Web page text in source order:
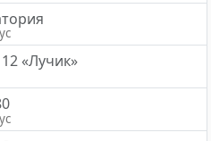
«Лучик»